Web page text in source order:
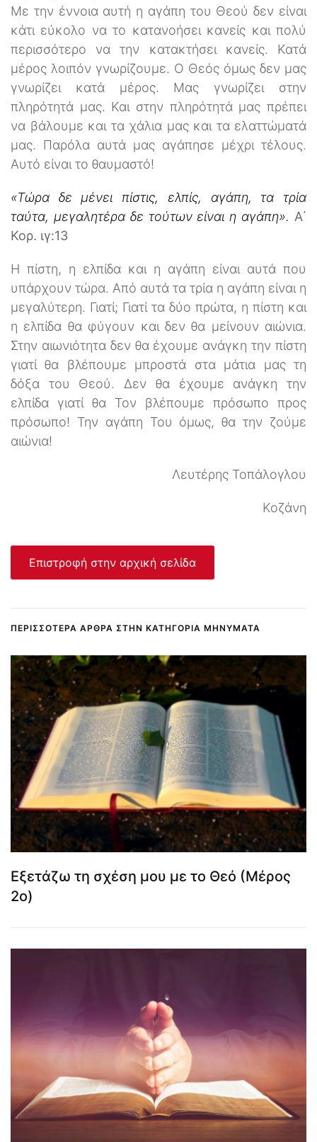
Με την έννοια αυτή η αγάπη του Θεού δεν είναι
κάτι εύκολο να το κατανοήσει κανείς και πολύ
περισσότερο να την κατακτήσει κανείς. Κατά
μέρος λοιπόν γνωρίζουμε. Ο Θεός όμως δεν μας
γνωρίζει κατά μέρος. Μας γνωρίζει στην
πληρότητά μας. Και στην πληρότητά μας πρέπει
να βάλουμε και τα χάλια μας και τα ελαττώματά
μας. Παρόλα αυτά μας αγάπησε μέχρι τέλους.
Αυτό είναι το θαυμαστό!
«Τώρα δε μένει πίστις, ελπίς, αγάπη, τα τρία
ταύτα, μεγαλητέρα δε τούτων είναι η αγάπη». Α΄
Κορ. ιγ:13
Η πίστη, η ελπίδα και η αγάπη είναι αυτά που
υπάρχουν τώρα. Από αυτά τα τρία η αγάπη είναι η
μεγαλύτερη. Γιατί; Γιατί τα δύο πρώτα, η πίστη και
η ελπίδα θα φύγουν και δεν θα μείνουν αιώνια.
Στην αιωνιότητα δεν θα έχουμε ανάγκη την πίστη
γιατί θα βλέπουμε μπροστά στα μάτια μας τη
δόξα του Θεού. Δεν θα έχουμε ανάγκη την
ελπίδα γιατί θα Τον βλέπουμε πρόσωπο προς
πρόσωπο! Την αγάπη Του όμως, θα την ζούμε
αιώνια!
Λευτέρης Τοπάλογλου
Κοζάνη
Επιστροφή στην αρχική σελίδα
ΠΕΡΙΣΣΌΤΕΡΑ ΆΡΘΡΑ ΣΤΗΝ ΚΑΤΗΓΟΡΊΑ ΜΗΝΎΜΑΤΑ
Εξετάζω τη σχέση μου με το Θεό (Μέρος
2ο)